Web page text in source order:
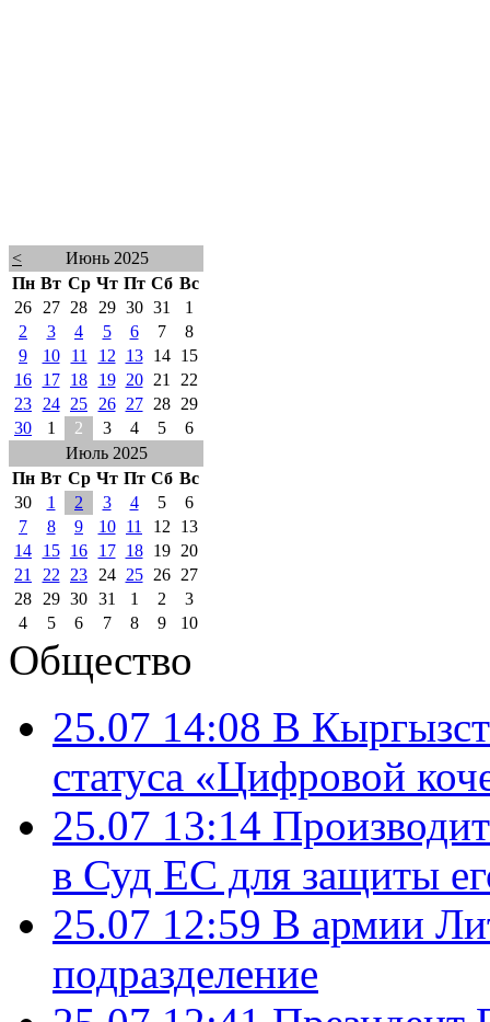
<
Июнь 2025
Пн Вт Ср Чт Пт Сб Вс
26
27 28 29 30 31
1
2
3 4 5 6 7
8
9
10 11 12 13 14
15
16
17 18 19 20 21
22
23
24 25 26 27 28
29
30
1 2 3 4 5
6
Июль 2025
Пн Вт Ср Чт Пт Сб Вс
30
1 2 3 4 5
6
7
8 9 10 11 12
13
14
15 16 17 18 19
20
21
22 23 24 25 26
27
28
29 30 31 1 2
3
4
5 6 7 8 9 10
Общество
25.07 14:08 В
статуса «Цифровой
25.07 13:14
в Суд ЕС для защиты
25.07 12:59 В армии
подразделение